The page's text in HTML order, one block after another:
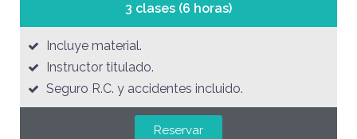
3 clases (6 horas)
Incluye material.
Instructor titulado.
Seguro R.C. y accidentes incluido.
Reservar